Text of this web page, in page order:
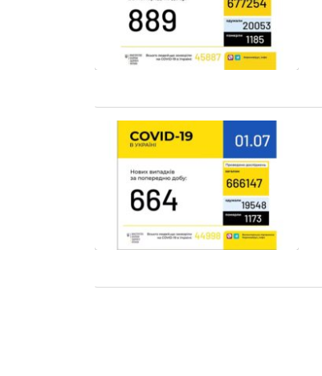
Гаряча тема
Гаряча тема